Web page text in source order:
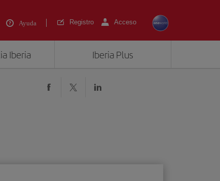
Ayuda Registro Acceso
Iberia Iberia Plus